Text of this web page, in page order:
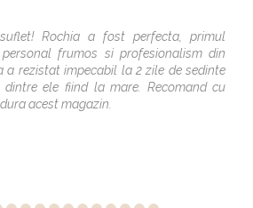
Rochia a fost perfecta, primul
frumos si profesionalism din
a rezistat impecabil la 2 zile de sedinte
dintre ele fiind la mare. Recomand cu
acest magazin.